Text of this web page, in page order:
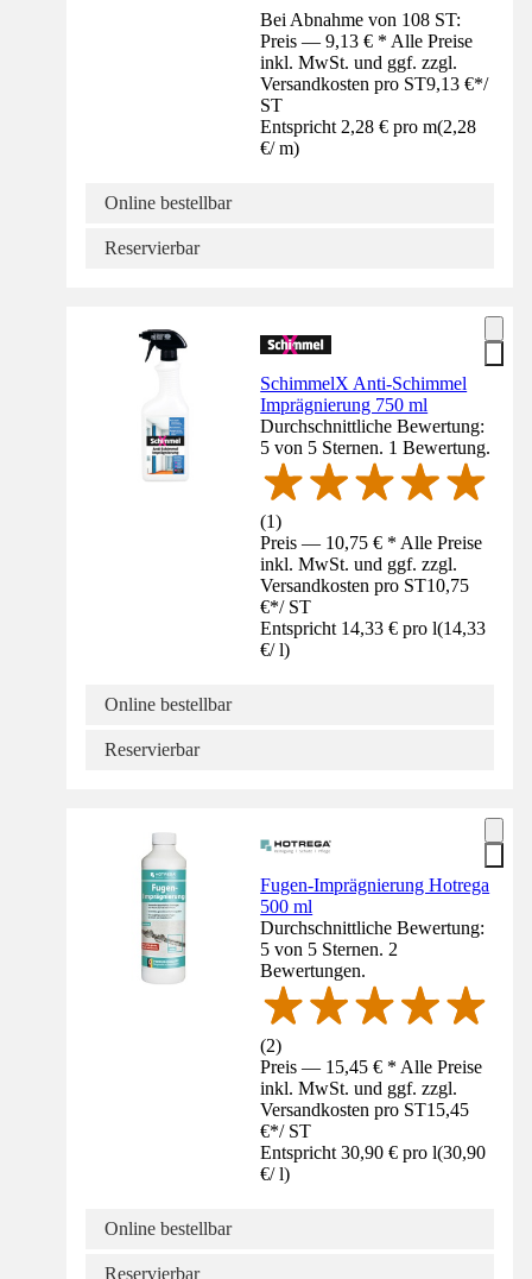
Bei Abnahme von 108 ST:
Preis — 9,13 € * Alle Preise
inkl. MwSt. und ggf. zzgl.
Versandkosten pro ST9,13 €*/
ST
Entspricht 2,28 € pro m(2,28
€/ m)
Online bestellbar
Reservierbar
SchimmelX Anti-Schimmel
Imprägnierung 750 ml
Durchschnittliche Bewertung:
5 von 5 Sternen. 1 Bewertung.
(1)
Preis — 10,75 € * Alle Preise
inkl. MwSt. und ggf. zzgl.
Versandkosten pro ST10,75
€*/ ST
Entspricht 14,33 € pro l(14,33
€/ l)
Online bestellbar
Reservierbar
Fugen-Imprägnierung Hotrega
500 ml
Durchschnittliche Bewertung:
5 von 5 Sternen. 2
Bewertungen.
(2)
Preis — 15,45 € * Alle Preise
inkl. MwSt. und ggf. zzgl.
Versandkosten pro ST15,45
€*/ ST
Entspricht 30,90 € pro l(30,90
€/ l)
Online bestellbar
Reservierbar